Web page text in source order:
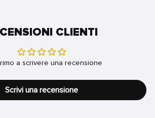
CLIENTI
a scrivere una recensione
Scrivi una recensione